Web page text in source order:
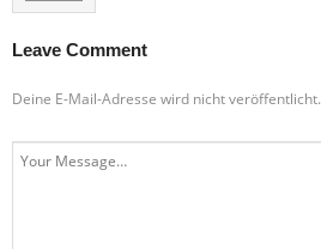
Leave Comment
Deine E-Mail-Adresse wird nicht veröffentlicht.